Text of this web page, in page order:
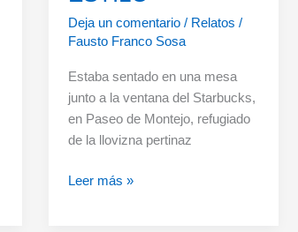
Deja un comentario / Relatos /
Fausto Franco Sosa
Estaba sentado en una mesa
junto a la ventana del Starbucks,
en Paseo de Montejo, refugiado
de la llovizna pertinaz
INSTRUCCIONES
Leer más »